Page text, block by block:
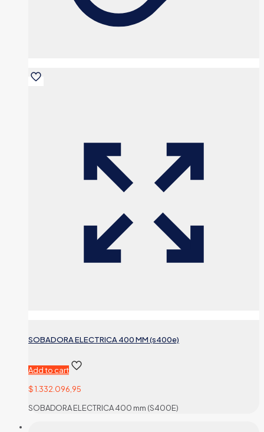
SOBADORA ELECTRICA 400 MM (s400e)
Add to cart
$1.332.096,95
SOBADORA ELECTRICA 400 mm (S400E)